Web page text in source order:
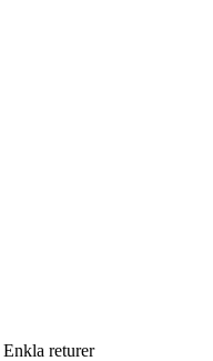
Enkla returer